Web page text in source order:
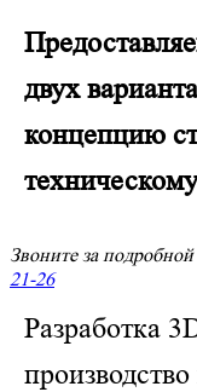
двух
концепцию
Звоните за
21-26
Разработка